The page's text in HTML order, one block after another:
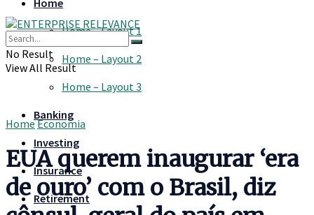
Home
Home – Layout 1
Home – Layout 2
Home – Layout 3
Banking
Investing
Insurance
Retirement
No Result
View All Result
HomeEconomia
EUA querem inaugurar ‘era
de ouro’ com o Brasil, diz